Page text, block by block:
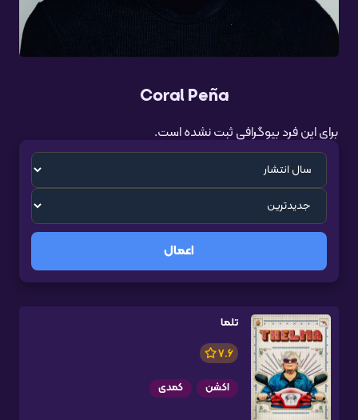
Coral Peña
برای این فرد بیوگرافی ثبت نشده است.
اعمال
تلما
7.6
اکشن کمدی